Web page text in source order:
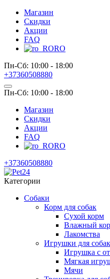
Магазин
Скидки
Акции
FAQ
RO
Пн-Сб: 10:00 - 18:00
+37360508880
Пн-Сб: 10:00 - 18:00
Магазин
Скидки
Акции
FAQ
RO
+37360508880
Категории
Собаки
Корм для собак
Сухой корм
Влажный
Лакомства
Игрушки для собак
Игрушка с
Мягкая
Мячи